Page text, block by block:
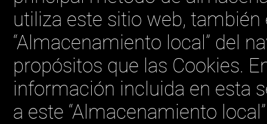
utiliza este sitio web,
“Almacenamiento local” del
propósitos que las Cookies.
información incluida en esta
a este “Almacenamiento